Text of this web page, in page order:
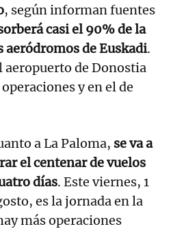
, según informan fuentes
casi el 90% de la
aeródromos de Euskadi.
aeropuerto de Donostia
y en el de
a La Paloma, se va a
el centenar de vuelos
días. Este viernes, 1
es la jornada en la
más operaciones